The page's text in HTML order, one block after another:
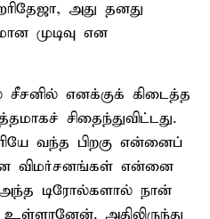
அது தனது
முடிவு என
சீசனில் எனக்குக் கிடைத்த
சிதைந்துவிட்டது.
வந்த பிறகு என்னைப்
விமர்சனங்கள் என்னை
டிரோல்களால் நான்
அதிலிருந்து